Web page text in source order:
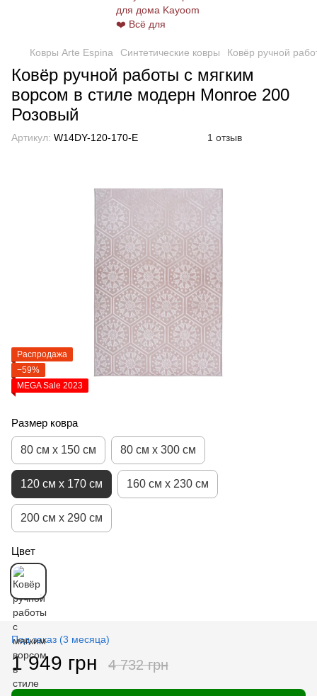
Ковры Arte Espina Синтетические ковры Ковёр ручной
Ковёр ручной работы с мягким
ворсом в стиле модерн Monroe 200
Розовый
Артикул: W14DY-120-170-E 1 отзыв
Распродажа
−59%
MEGA Sale 2023
Размер ковра
80 см x 150 см 80 см x 300 см
120 см x 170 см 160 см x 230 см
200 см x 290 см
Цвет
Под заказ (3 месяца)
1 949 грн 4 732 грн